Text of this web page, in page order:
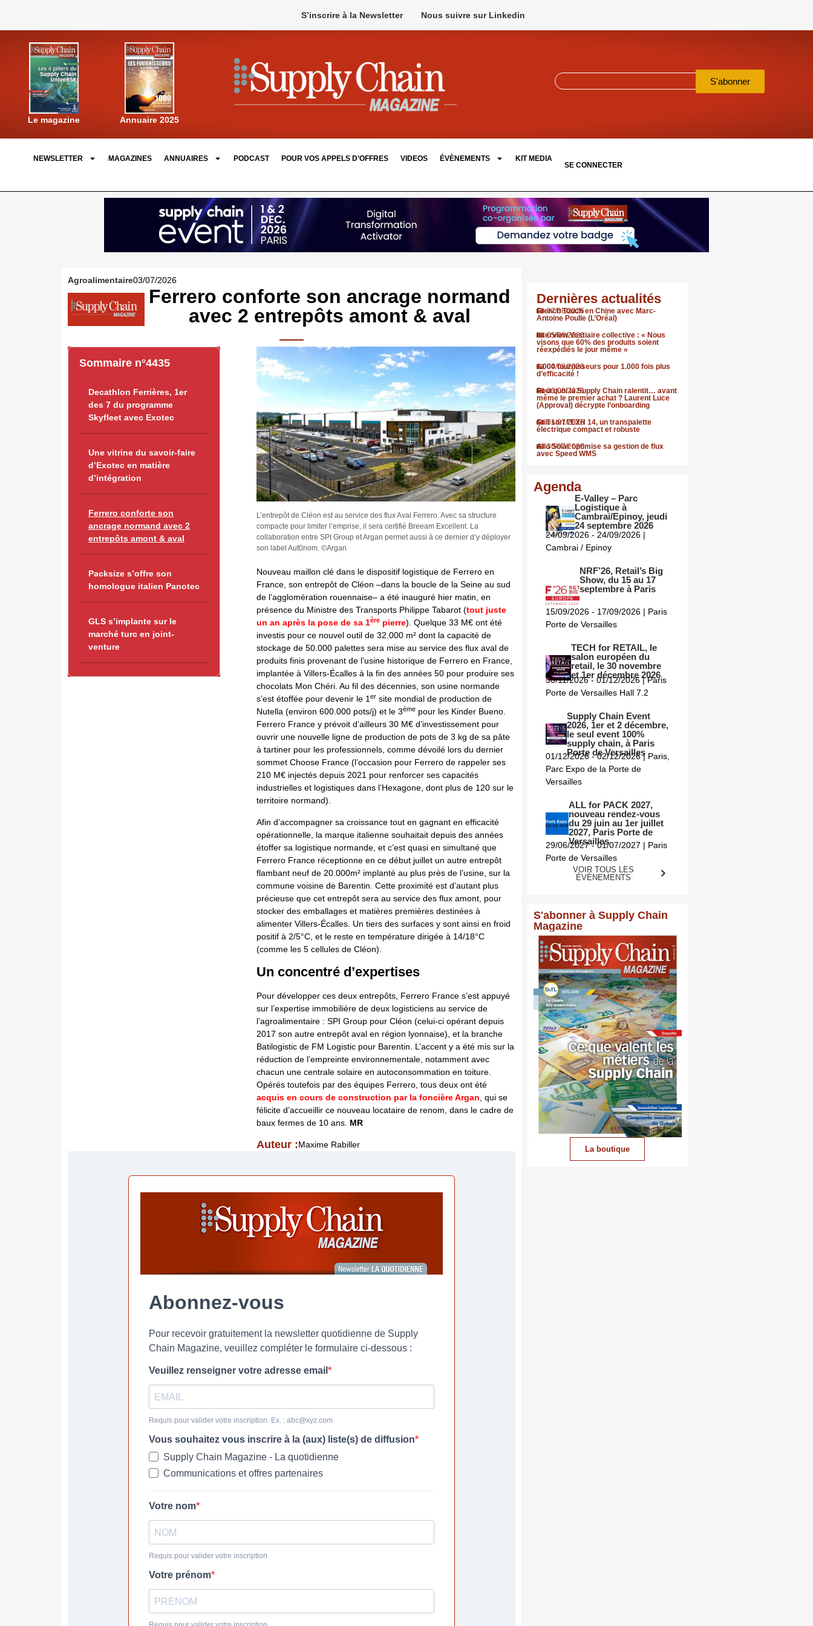
S’inscrire à la Newsletter Nous suivre sur Linkedin
Le magazine Annuaire 2025
S'abonner
NEWSLETTER MAGAZINES ANNUAIRES PODCAST POUR VOS APPELS D’OFFRES VIDEOS ÉVÈNEMENTS KIT MEDIA
SE CONNECTER
Ferrero conforte son ancrage normand
avec 2 entrepôts amont & aval
Sommaire n°4435
Decathlon Ferrières, 1er
des 7 du programme
Skyfleet avec Exotec
Une vitrine du savoir-faire
d’Exotec en matière
d’intégration
Ferrero conforte son
ancrage normand avec 2
entrepôts amont & aval
Packsize s’offre son
homologue italien Panotec
GLS s’implante sur le
marché turc en joint-
venture
L’entrepôt de Cléon est au service des flux Aval Ferrero. Avec sa structure
compacte pour limiter l’emprise, il sera certifié Breeam Excellent. La
collaboration entre SPI Group et Argan permet aussi à ce dernier d’y déployer
son label Aut0nom. ©Argan
Nouveau maillon clé dans le dispositif logistique de Ferrero en
France, son entrepôt de Cléon –dans la boucle de la Seine au sud
de l’agglomération rouennaise– a été inauguré hier matin, en
présence du Ministre des Transports Philippe Tabarot (tout juste
un an après la pose de sa 1ère pierre). Quelque 33 M€ ont été
investis pour ce nouvel outil de 32.000 m² dont la capacité de
stockage de 50.000 palettes sera mise au service des flux aval de
produits finis provenant de l’usine historique de Ferrero en France,
implantée à Villers-Écalles à la fin des années 50 pour produire ses
chocolats Mon Chéri. Au fil des décennies, son usine normande
s’est étoffée pour devenir le 1er site mondial de production de
Nutella (environ 600.000 pots/j) et le 3ème pour les Kinder Bueno.
Ferrero France y prévoit d’ailleurs 30 M€ d’investissement pour
ouvrir une nouvelle ligne de production de pots de 3 kg de sa pâte
à tartiner pour les professionnels, comme dévoilé lors du dernier
sommet Choose France (l’occasion pour Ferrero de rappeler ses
210 M€ injectés depuis 2021 pour renforcer ses capacités
industrielles et logistiques dans l’Hexagone, dont plus de 120 sur le
territoire normand).
Afin d’accompagner sa croissance tout en gagnant en efficacité
opérationnelle, la marque italienne souhaitait depuis des années
étoffer sa logistique normande, et c’est quasi en simultané que
Ferrero France réceptionne en ce début juillet un autre entrepôt
flambant neuf de 20.000m² implanté au plus près de l’usine, sur la
commune voisine de Barentin. Cette proximité est d’autant plus
précieuse que cet entrepôt sera au service des flux amont, pour
stocker des emballages et matières premières destinées à
alimenter Villers-Écalles. Un tiers des surfaces y sont ainsi en froid
positif à 2/5°C, et le reste en température dirigée à 14/18°C
(comme les 5 cellules de Cléon).
Un concentré d’expertises
Pour développer ces deux entrepôts, Ferrero France s’est appuyé
sur l’expertise immobilière de deux logisticiens au service de
l’agroalimentaire : SPI Group pour Cléon (celui-ci opérant depuis
2017 son autre entrepôt aval en région lyonnaise), et la branche
Batilogistic de FM Logistic pour Barentin. L’accent y a été mis sur la
réduction de l’empreinte environnementale, notamment avec
chacun une centrale solaire en autoconsommation en toiture.
Opérés toutefois par des équipes Ferrero, tous deux ont été
acquis en cours de construction par la foncière Argan , qui se
félicite d’accueillir ce nouveau locataire de renom, dans le cadre de
baux fermes de 10 ans. MR
Auteur :Maxime Rabiller
Agroalimentaire03/07/2026
Dernières actualités
07/08/2026
French Touch en Chine avec Marc-
Antoine Poulle (L’Oréal)
05/08/2026
Interview Vestiaire collective : « Nous
visons que 60% des produits soient
réexpédiés le jour même »
04/08/2026
1.000 fournisseurs pour 1.000 fois plus
d’efficacité !
03/08/2026
Pourquoi la Supply Chain ralentit… avant
même le premier achat ? Laurent Luce
(Approval) décrypte l’onboarding
31/07/2026
Still sort l’EXH 14, un transpalette
électrique compact et robuste
30/07/2026
Allo Solar optimise sa gestion de flux
avec Speed WMS
Agenda
E-Valley – Parc
Logistique à
Cambrai/Epinoy, jeudi
24 septembre 2026
24/09/2026 - 24/09/2026 |
Cambrai / Epinoy
NRF’26, Retail’s Big
Show, du 15 au 17
septembre à Paris
15/09/2026 - 17/09/2026 | Paris
Porte de Versailles
TECH for RETAIL, le
salon européen du
retail, le 30 novembre
et 1er décembre 2026
30/11/2026 - 01/12/2026 | Paris
Porte de Versailles Hall 7.2
Supply Chain Event
2026, 1er et 2 décembre,
le seul event 100%
supply chain, à Paris
Porte de Versailles
01/12/2026 - 02/12/2026 | Paris,
Parc Expo de la Porte de
Versailles
ALL for PACK 2027,
nouveau rendez-vous
du 29 juin au 1er juillet
2027, Paris Porte de
Versailles
29/06/2027 - 01/07/2027 | Paris
Porte de Versailles
VOIR TOUS LES
ÉVÈNEMENTS
S'abonner à Supply Chain
Magazine
La boutique